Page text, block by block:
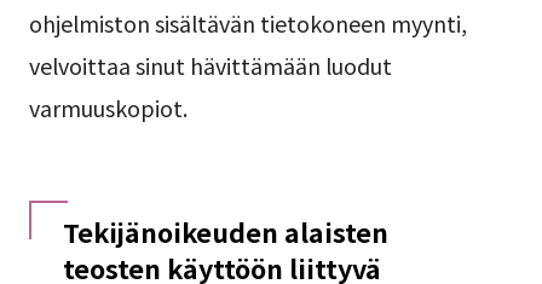
ohjelmiston sisältävän tietokoneen myynti,
velvoittaa sinut hävittämään luodut
varmuuskopiot.
Tekijänoikeuden alaisten
teosten käyttöön liittyvä